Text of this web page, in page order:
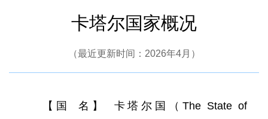
卡塔尔国家概况
（最近更新时间：2026年4月）
【国 名】 卡塔尔国（The State of